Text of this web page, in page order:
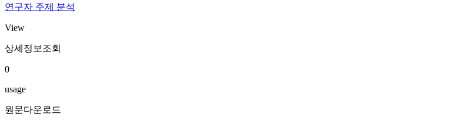
연구자 주제 분석
View
상세정보조회
0
usage
원문다운로드